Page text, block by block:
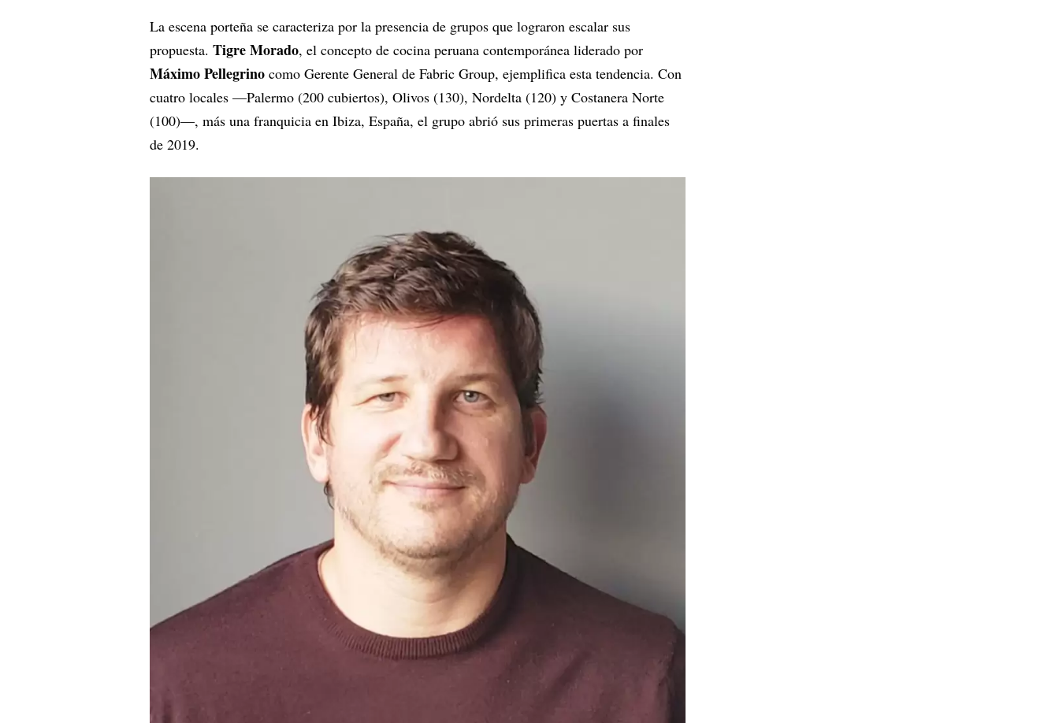
La escena porteña se caracteriza por la presencia de grupos que lograron escalar sus
propuesta. Tigre Morado, el concepto de cocina peruana contemporánea liderado por
Máximo Pellegrino como Gerente General de Fabric Group, ejemplifica esta tendencia. Con
cuatro locales —Palermo (200 cubiertos), Olivos (130), Nordelta (120) y Costanera Norte
(100)—, más una franquicia en Ibiza, España, el grupo abrió sus primeras puertas a finales
de 2019.